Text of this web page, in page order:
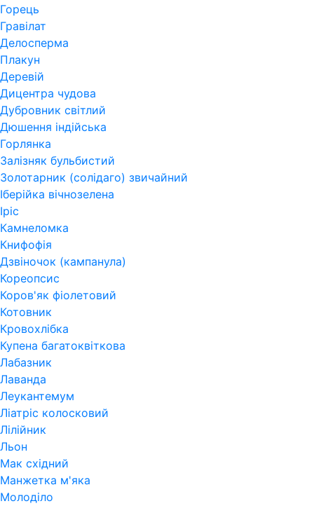
Горець
Гравілат
Делосперма
Плакун
Деревій
Дицентра чудова
Дубровник світлий
Дюшення індійська
Горлянка
Залізняк бульбистий
Золотарник (солідаго) звичайний
Іберійка вічнозелена
Іріс
Камнеломка
Книфофія
Дзвіночок (кампанула)
Кореопсис
Коров'як фіолетовий
Котовник
Кровохлібка
Купена багатоквіткова
Лабазник
Лаванда
Леукантемум
Ліатріс колосковий
Лілійник
Льон
Мак східний
Манжетка м'яка
Молоділо